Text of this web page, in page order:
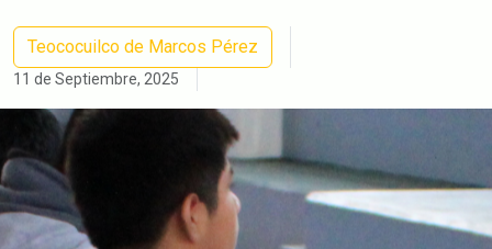
Teococuilco de Marcos Pérez
11 de Septiembre, 2025